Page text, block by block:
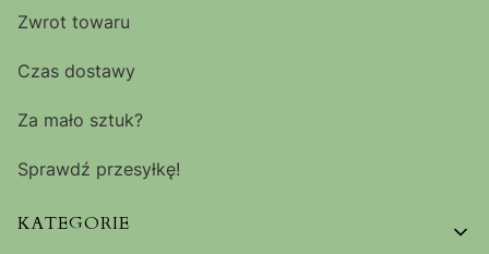
Zwrot towaru
Czas dostawy
Za mało sztuk?
Sprawdź przesyłkę!
KATEGORIE